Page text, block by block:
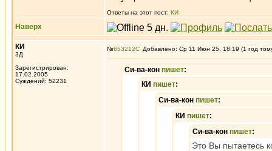
Ответы на этот пост: КИ
Наверх
КИ
3Д
Зарегистрирован:
17.02.2005
Суждений: 52231
№653212 Добавлено: Ср 11 Июн 25, 18:19 (1 год
Си-ва-кон пишет:
КИ пишет:
Си-ва-кон пишет:
КИ пишет:
Си-ва-кон пишет:
Это Вы пытаетесь